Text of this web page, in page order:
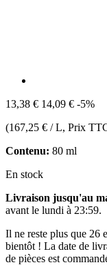
13,38 € 14,09 € -5%
(167,25 € / L, Prix
Contenu: 80 ml
En stock
Livraison jusqu'au
avant le lundi à 23:59.
Il ne reste plus que 26
bientôt ! La date de
de pièces est